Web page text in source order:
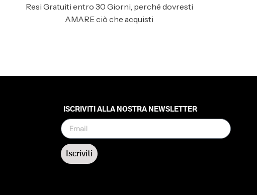
Resi Gratuiti entro 30 Giorni, perché dovresti
AMARE ciò che acquisti
ISCRIVITI ALLA NOSTRA NEWSLETTER
Iscriviti